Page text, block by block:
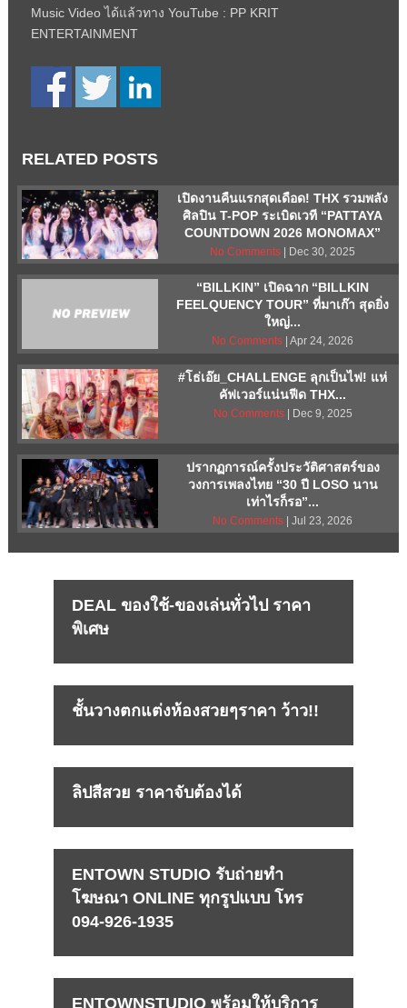
Music Video ได้แล้วทาง YouTube : PP KRIT
ENTERTAINMENT
RELATED POSTS
เปิดงานคืนแรกสุดเดือด! THX รวมพลัง
ศิลปิน T-POP ระเบิดเวที “PATTAYA
COUNTDOWN 2026 MONOMAX”
No Comments | Dec 30, 2025
“BILLKIN” เปิดฉาก “BILLKIN
FEELQUENCY TOUR” ที่มาเก๊า สุดยิ่ง
ใหญ่...
No Comments | Apr 24, 2026
#โธ่เอ๊ย_CHALLENGE ลุกเป็นไฟ! แห่
คัฟเวอร์แน่นฟีด THX...
No Comments| Dec 9, 2025
ปรากฏการณ์ครั้งประวัติศาสตร์ของ
วงการเพลงไทย “30 ปี LOSO นาน
เท่าไรก็รอ”...
No Comments | Jul 23, 2026
DEAL ของใช้-ของเล่นทั่วไป ราคา
พิเศษ
ชั้นวางตกแต่งห้องสวยๆราคา ว้าว!!
ลิปสีสวย ราคาจับต้องได้
ENTOWN STUDIO รับถ่ายทำ
โฆษณา ONLINE ทุกรูปแบบ โทร
094-926-1935
ENTOWNSTUDIO พร้อมให้บริการ